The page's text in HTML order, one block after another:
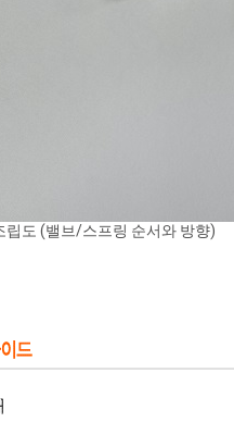
립도 (밸브/스프링 순서와 방향)